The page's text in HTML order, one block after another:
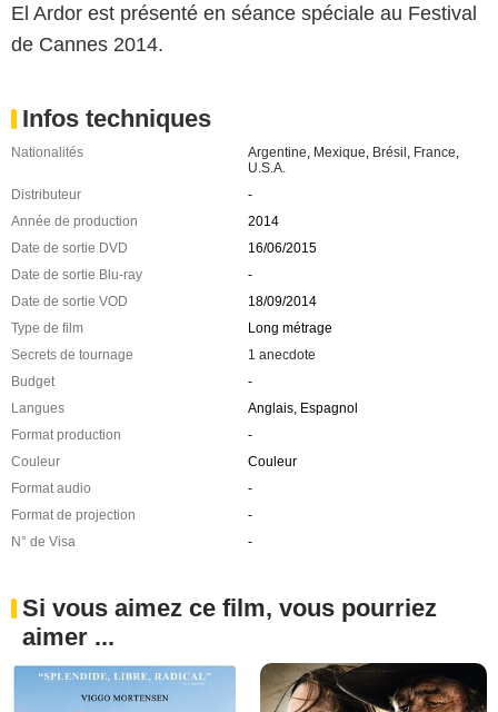
El Ardor est présenté en séance spéciale au Festival
de Cannes 2014.
Infos techniques
Nationalités Argentine, Mexique, Brésil , France,
U.S.A.
Distributeur
-
Année de production
2014
Date de sortie DVD
16/06/2015
Date de sortie Blu-ray
-
Date de sortie VOD
18/09/2014
Type de film
Long métrage
Secrets de tournage
1 anecdote
Budget
-
Langues
Anglais, Espagnol
Format production
-
Couleur
Couleur
Format audio
-
Format de projection
-
N° de Visa
-
Si vous aimez ce film, vous pourriez
aimer ...